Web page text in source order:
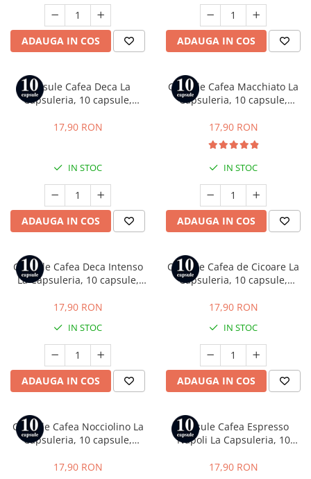
ADAUGA IN COS ADAUGA IN COS
Capsule Cafea Deca La
Capsuleria, 10 capsule,
17,90 RON
IN STOC
ADAUGA IN COS
Capsule Cafea Macchiato La
Capsuleria, 10 capsule,
17,90 RON
IN STOC
ADAUGA IN COS
Capsule Cafea Deca Intenso
La Capsuleria, 10 capsule,
17,90 RON
IN STOC
ADAUGA IN COS
Capsule Cafea de Cicoare La
Capsuleria, 10 capsule,
17,90 RON
IN STOC
ADAUGA IN COS
Capsule Cafea Nocciolino La
Capsuleria, 10 capsule,
17,90 RON
Capsule Cafea Espresso
Napoli La Capsuleria, 10
Nespresso
17,90 RON